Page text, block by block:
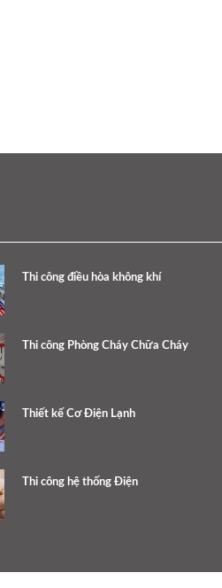
Thi công điều hòa không khí
Thi công Phòng Cháy Chữa Cháy
Thiết kế Cơ Điện Lạnh
Thi công hệ thống Điện